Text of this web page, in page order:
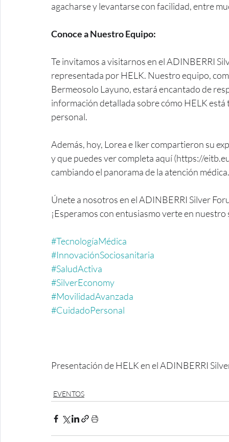
agacharse y levantarse con facilidad, entre
Conoce a Nuestro Equipo:
Te invitamos a visitarnos en el ADINBERRI
representada por HELK. Nuestro equipo,
Bermeosolo Layuno, estará encantado de
información detallada sobre cómo HELK
personal.
Además, hoy, Lorea e Iker compartieron su
y que puedes ver completa aquí (https://
cambiando el panorama de la atención médica.
Únete a nosotros en el ADINBERRI Silver
¡Esperamos con entusiasmo verte en
#TecnologíaMédica
#InnovaciónSociosanitaria
#SaludActiva
#SilverEconomy
#MovilidadAvanzada
#CuidadoPersonal
Presentación de HELK en el ADINBERRI
EVENTOS